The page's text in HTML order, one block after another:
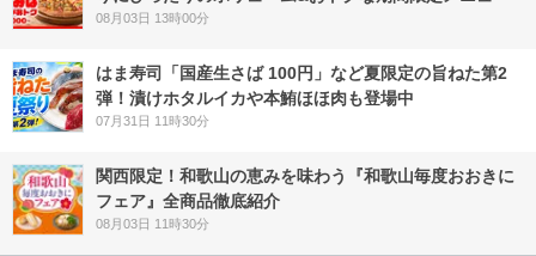
08月03日 13時00分
はま寿司「国産生さば 100円」など夏限定の旨ねた第2
弾！漬けホタルイカや本鮪ほほ肉も登場中
07月31日 11時30分
関西限定！和歌山の恵みを味わう『和歌山毎度おおきに
フェア』全商品徹底紹介
08月03日 11時30分